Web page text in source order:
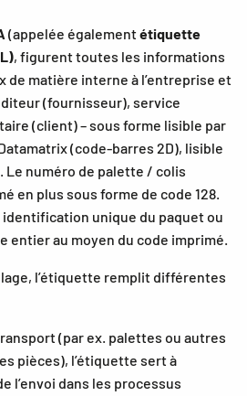
(appelée égalementétiquette
, figurent toutes les informations
de matière interne à l’entreprise et
(fournisseur), service
(client) – sous forme lisible par
(code-barres 2D), lisible
Le numéro de palette / colis
en plus sous forme de code 128.
unique du paquet ou
entier au moyen du code imprimé.
l’étiquette remplit différentes
(par ex. palettes ou autres
pièces), l’étiquette sert à
l’envoi dans les processus